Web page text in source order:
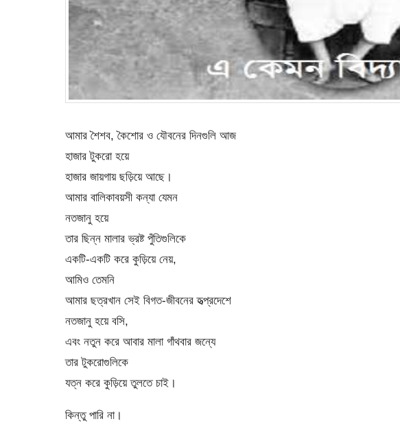
আমার শৈশব, কৈশোর ও যৌবনের দিনগুলি আজ
হাজার টুকরো হয়ে
হাজার জায়গায় ছড়িয়ে আছে।
আমার বালিকাবয়সী কন্যা যেমন
নতজানু হয়ে
তার ছিন্ন মালার ভ্রষ্ট পুঁতিগুলিকে
একটি-একটি করে কুড়িয়ে নেয়,
আমিও তেমনি
আমার ছত্রখান সেই বিগত-জীবনের হৃত্প্রদেশে
নতজানু হয়ে বসি,
এবং নতুন করে আবার মালা গাঁথবার জন্যে
তার টুকরোগুলিকে
যত্ন করে কুড়িয়ে তুলতে চাই।
কিন্তু পারি না।